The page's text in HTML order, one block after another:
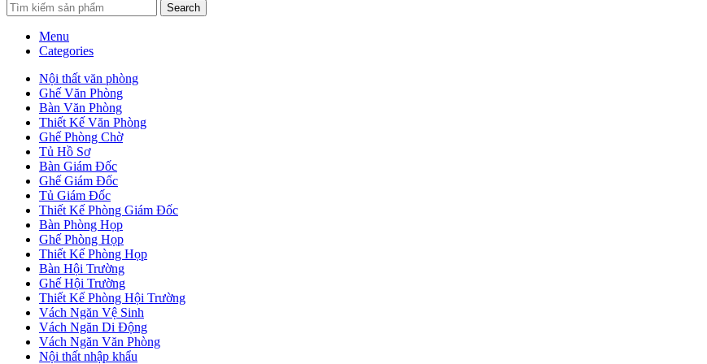
Search
Menu
Categories
Nội thất văn phòng
Ghế Văn Phòng
Bàn Văn Phòng
Thiết Kế Văn Phòng
Ghế Phòng Chờ
Tủ Hồ Sơ
Bàn Giám Đốc
Ghế Giám Đốc
Tủ Giám Đốc
Thiết Kế Phòng Giám Đốc
Bàn Phòng Họp
Ghế Phòng Họp
Thiết Kế Phòng Họp
Bàn Hội Trường
Ghế Hội Trường
Thiết Kế Phòng Hội Trường
Vách Ngăn Vệ Sinh
Vách Ngăn Di Động
Vách Ngăn Văn Phòng
Nội thất nhập khẩu